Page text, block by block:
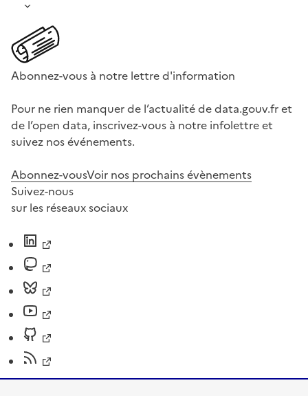
Abonnez-vous à notre lettre d'information
Pour ne rien manquer de l’actualité de data.gouv.fr et
de l’open data, inscrivez-vous à notre infolettre et
suivez nos événements.
Abonnez-vousVoir nos prochains évènements
Suivez-nous
sur les réseaux sociaux